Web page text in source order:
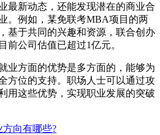
最新动态，还能发现潜在的商业合
。例如，某免联考MBA项目的两
基于共同的兴趣和资源，联合创办
前公司估值已超过1亿元。
业方面的优势是多方面的，能够为
方位的支持。职场人士可以通过攻
用这些优势，实现职业发展的突破
向有哪些?